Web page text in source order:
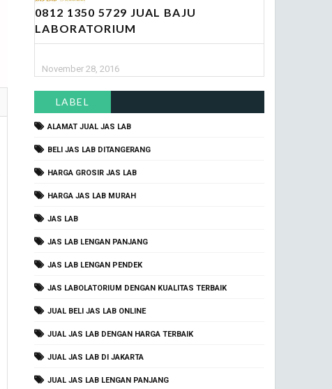
0812 1350 5729 JUAL BAJU
LABORATORIUM
November 28, 2016
LABEL
ALAMAT JUAL JAS LAB
BELI JAS LAB DITANGERANG
HARGA GROSIR JAS LAB
HARGA JAS LAB MURAH
JAS LAB
JAS LAB LENGAN PANJANG
JAS LAB LENGAN PENDEK
JAS LABOLATORIUM DENGAN KUALITAS TERBAIK
JUAL BELI JAS LAB ONLINE
JUAL JAS LAB DENGAN HARGA TERBAIK
JUAL JAS LAB DI JAKARTA
JUAL JAS LAB LENGAN PANJANG